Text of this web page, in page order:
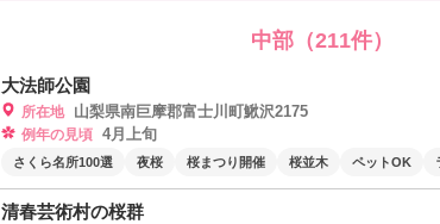
中部（211件）
大法師公園
所在地 山梨県南巨摩郡富士川町鰍沢2175
例年の見頃 4月上旬
さくら名所100選 夜桜 桜まつり開催 桜並木 ペットOK
清春芸術村の桜群